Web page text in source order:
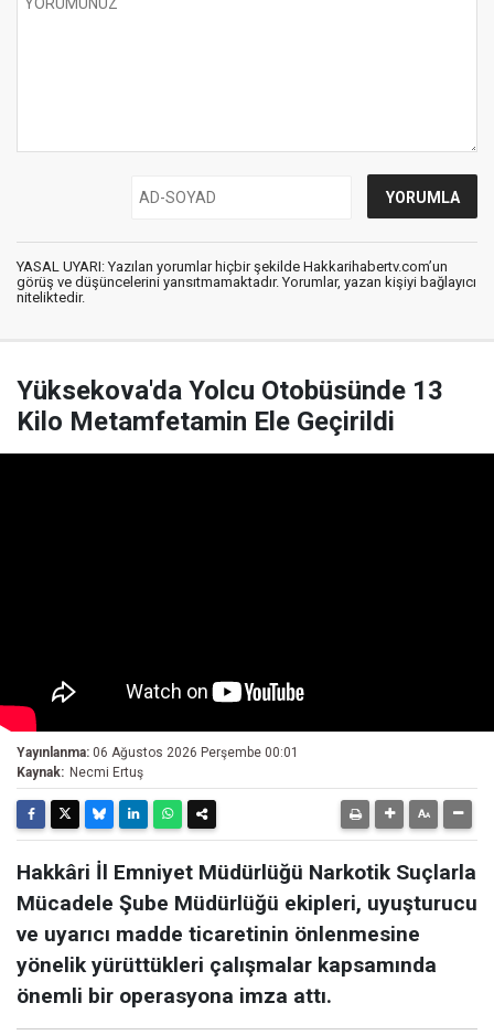
YASAL UYARI: Yazılan yorumlar hiçbir şekilde Hakkarihabertv.com’un
görüş ve düşüncelerini yansıtmamaktadır. Yorumlar, yazan kişiyi bağlayıcı
niteliktedir.
Yüksekova'da Yolcu Otobüsünde 13
Kilo Metamfetamin Ele Geçirildi
Yayınlanma: 06 Ağustos 2026 Perşembe 00:01
Kaynak: Necmi Ertuş
Hakkâri İl Emniyet Müdürlüğü Narkotik Suçlarla
Mücadele Şube Müdürlüğü ekipleri, uyuşturucu
ve uyarıcı madde ticaretinin önlenmesine
yönelik yürüttükleri çalışmalar kapsamında
önemli bir operasyona imza attı.